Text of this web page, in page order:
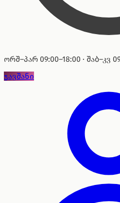
ორშ–პარ 09:00–18:00 · შაბ–კვ
ჯავშანი